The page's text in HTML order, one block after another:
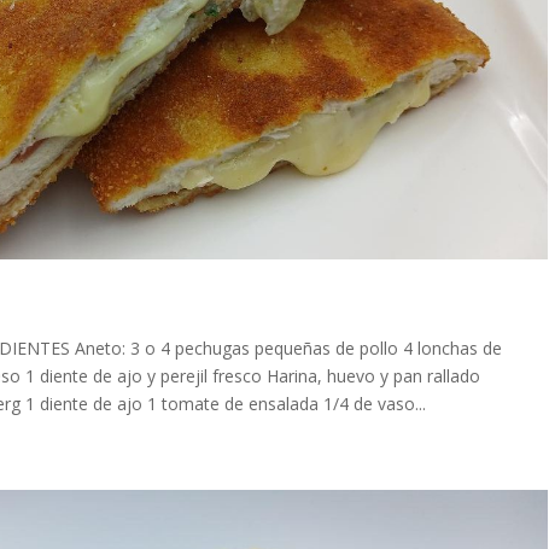
Aneto: 3 o 4 pechugas pequeñas de pollo 4 lonchas de
1 diente de ajo y perejil fresco Harina, huevo y pan rallado
1 diente de ajo 1 tomate de ensalada 1/4 de vaso...